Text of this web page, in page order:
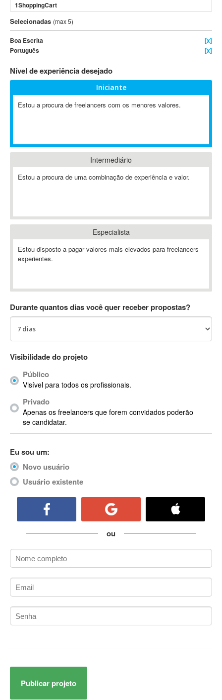
1ShoppingCart
3DS Max
3GSM
4D Dimension
802.11
A&P
A-GPS
A2Billing
AAUS Scientific Diver
Abaqus
ABIS
Ableton Push
Abstract
Abstract Window Toolkit (AWT)
Absynth
AC3
AccountMate
ACDSee
ACID Pro
ACPI
Acrobat X
ACT
Actian
Actimize
ActionScript 3
Active Directory
ActiveCollab
ActiveX
ActiveX Data Objects (ADO)
Ada
Adianti Framework
ADK
Administração
Administração de Artistas e Repertórios
Administração de Redes
Administração PostgreSQL
ADO.NET Entity Framework
Selecionadas (max 5)
Boa Escrita
[x]
Português
[x]
Nível de experiência desejado
Iniciante
Estou a procura de freelancers com os menores valores.
Intermediário
Estou a procura de uma combinação de experiência e valor.
Especialista
Estou disposto a pagar valores mais elevados para freelancers
experientes.
Durante quantos dias você quer receber propostas?
Visibilidade do projeto
Público
Visível para todos os profissionais.
Privado
Apenas os freelancers que forem convidados poderão
se candidatar.
Eu sou um:
Novo usuário
Usuário existente
ou
Publicar projeto